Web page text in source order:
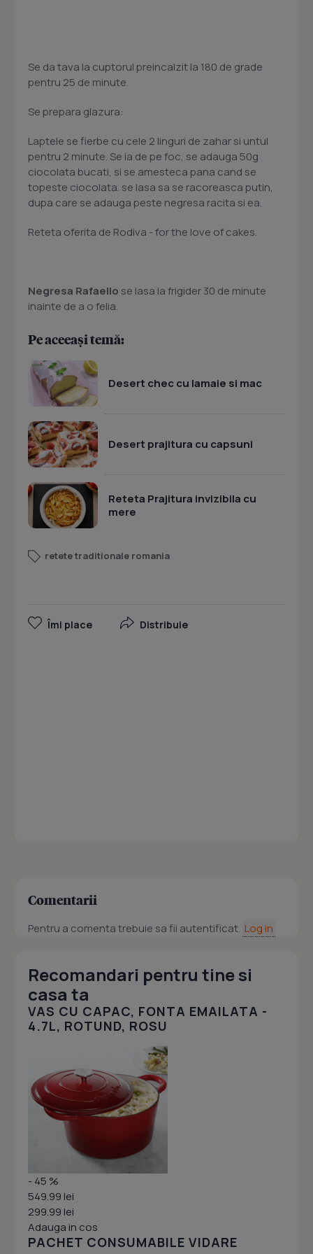
Se da tava la cuptorul preincalzit la 180 de grade
pentru 25 de minute.
Se prepara glazura:
Laptele se fierbe cu cele 2 linguri de zahar si untul
pentru 2 minute. Se ia de pe foc, se adauga 50g
ciocolata bucati, si se amesteca pana cand se
topeste ciocolata. se lasa sa se racoreasca putin,
dupa care se adauga peste negresa racita si ea.
Reteta oferita de Rodiva - for the love of cakes.
Negresa Rafaello se lasa la frigider 30 de minute
inainte de a o felia.
Pe aceeași temă:
Desert chec cu lamaie si mac
Desert prajitura cu capsuni
Reteta Prajitura invizibila cu
mere
retete traditionale romania
Îmi place Distribuie
Comentarii
Pentru a comenta trebuie sa fii autentificat. Log in
Recomandari pentru tine si
casa ta
VAS CU CAPAC, FONTA EMAILATA -
4.7L, ROTUND, ROSU
- 45 %
549.99 lei
299.99 lei
Adauga in cos
PACHET CONSUMABILE VIDARE